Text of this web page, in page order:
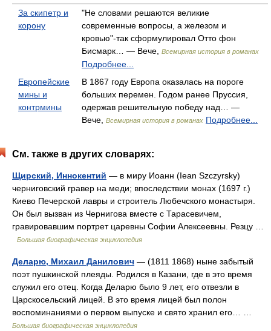
За скипетр и
корону
"Не словами решаются великие
современные вопросы, а железом и
кровью"-так сформулировал Отто фон
Бисмарк… — Вече,
Всемирная история в романах
Подробнее...
Европейские
мины и
контрмины
В 1867 году Европа оказалась на пороге
больших перемен. Годом ранее Пруссия,
одержав решительную победу над… —
Вече,
Всемирная история в романах Подробнее...
См. также в других словарях:
Щирский, Иннокентий — в миру Иоанн (Iean Szczyrsky)
черниговский гравер на меди; впоследствии монах (1697 г.)
Киево Печерской лавры и строитель Любечского монастыря.
Он был вызван из Чернигова вместе с Тарасевичем,
гравировавшим портрет царевны Софии Алексеевны. Резцу …
Большая биографическая энциклопедия
Деларю, Михаил Данилович — (1811 1868) ныне забытый
поэт пушкинской плеяды. Родился в Казани, где в это время
служил его отец. Когда Деларю было 9 лет, его отвезли в
Царскосельский лицей. В это время лицей был полон
воспоминаниями о первом выпуске и свято хранил его… …
Большая биографическая энциклопедия